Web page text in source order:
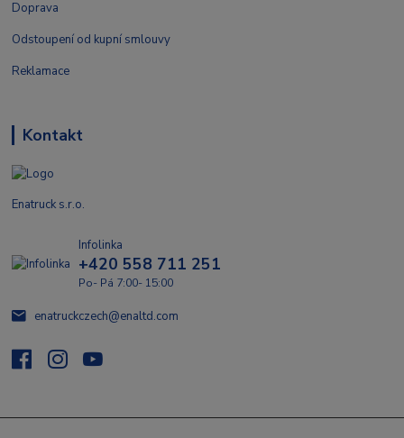
Doprava
Odstoupení od kupní smlouvy
Reklamace
Kontakt
Enatruck s.r.o.
Infolinka
+420 558 711 251
Po- Pá 7:00- 15:00
enatruckczech@enaltd.com